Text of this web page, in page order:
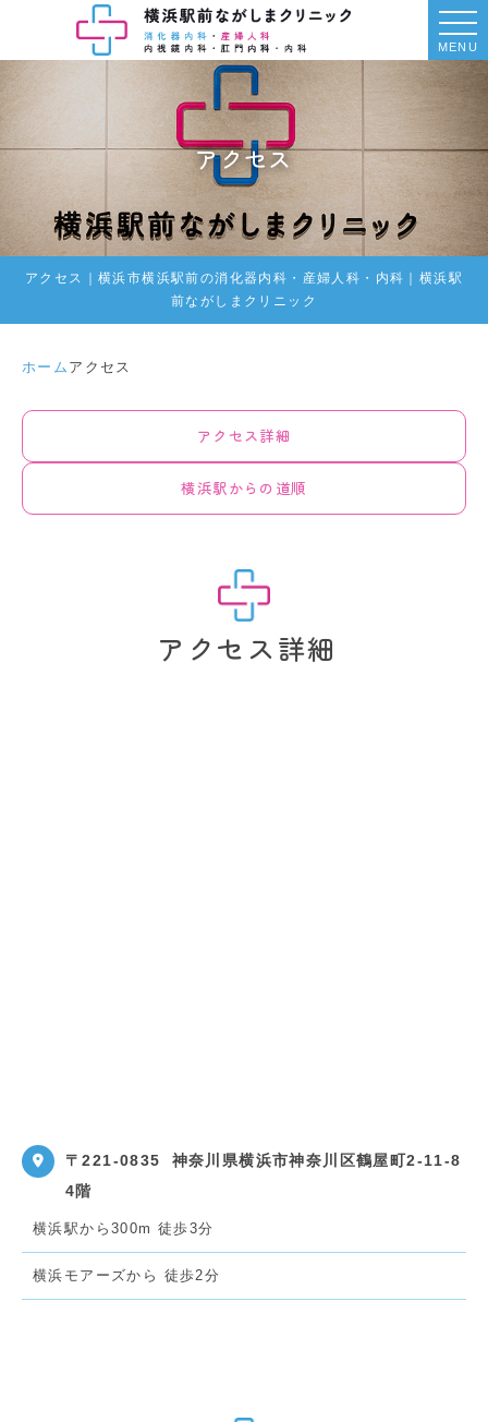
MENU
アクセス
アクセス｜横浜市横浜駅前の消化器内科・産婦人科・内科｜横浜駅
前ながしまクリニック
ホーム アクセス
アクセス詳細
横浜駅からの道順
アクセス詳細
〒221-0835
神奈川県横浜市神奈川区鶴屋町2-11-8
4階
横浜駅から300m 徒歩3分
横浜モアーズから 徒歩2分